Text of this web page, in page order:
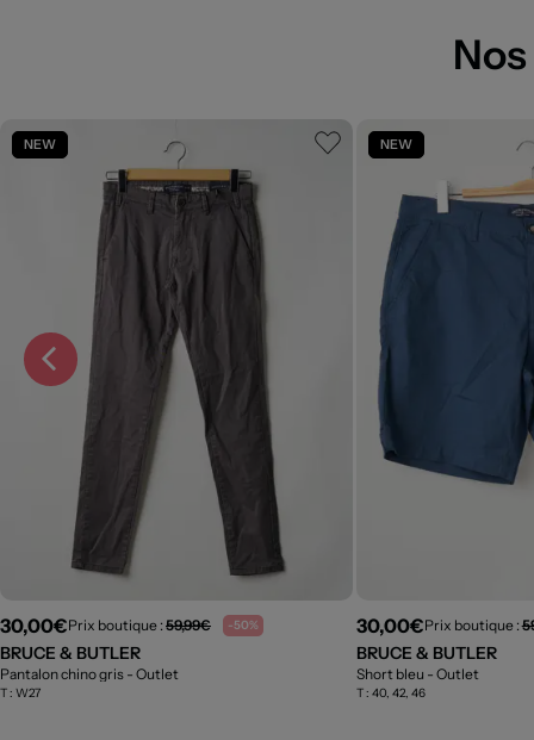
NEW
30,00€Prix boutique : 59,99€ -50%
BRUCE & BUTLER
Pantalon chino gris - Outlet
T : W27
NEW
30,00€Prix boutique :
BRUCE & BUTLER
Short bleu - Outlet
T : 40, 42, 46